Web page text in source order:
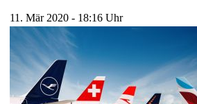
11. Mär 2020 - 18:16 Uhr